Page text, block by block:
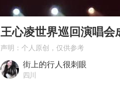
几元成本
酒店回应
商场现钱
Play
王心凌世界巡回演唱会
声明：个人原创，仅供参考
街上的行人很刺眼
四川